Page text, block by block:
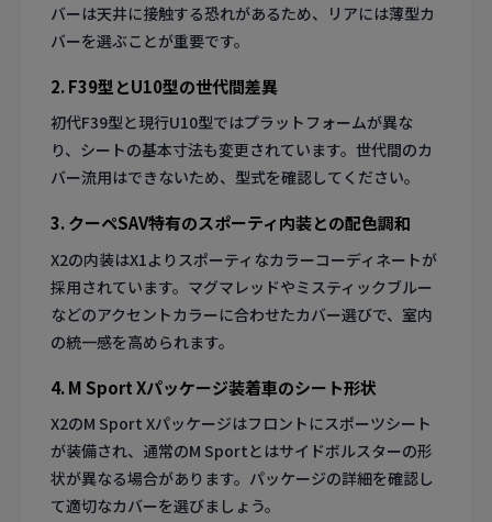
バーは天井に接触する恐れがあるため、リアには薄型カ
バーを選ぶことが重要です。
2. F39型とU10型の世代間差異
初代F39型と現行U10型ではプラットフォームが異な
り、シートの基本寸法も変更されています。世代間のカ
バー流用はできないため、型式を確認してください。
3. クーペSAV特有のスポーティ内装との配色調和
X2の内装はX1よりスポーティなカラーコーディネートが
採用されています。マグマレッドやミスティックブルー
などのアクセントカラーに合わせたカバー選びで、室内
の統一感を高められます。
4. M Sport Xパッケージ装着車のシート形状
X2のM Sport Xパッケージはフロントにスポーツシート
が装備され、通常のM Sportとはサイドボルスターの形
状が異なる場合があります。パッケージの詳細を確認し
て適切なカバーを選びましょう。